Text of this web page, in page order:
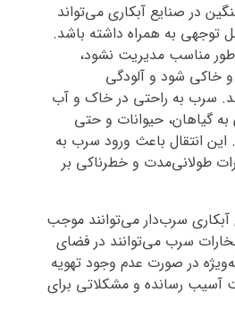
در صنایع آبکاری می‌تواند
توجهی به همراه داشته باشد.
مناسب مدیریت نشود،
و خاکی شود و آلودگی
سرب به راحتی در خاک و آب
گیاهان، حیوانات و حتی
انتقال باعث ورود سرب به
طولانی‌مدت و خطرناکی بر
آبکاری سرب‌دار می‌توانند موجب
سرب می‌توانند در فضای
در صورت عدم وجود تهویه
رسانده و مشکلاتی برای